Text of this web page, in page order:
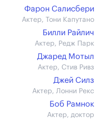
Фарон Салисбери
Актер, Тони Капутано
Билли Райлич
Актер, Редж Парк
Джаред Мотыл
Актер, Стив Ривз
Джей Силз
Актер, Лонни Рекс
Боб Рамнок
Актер, доктор